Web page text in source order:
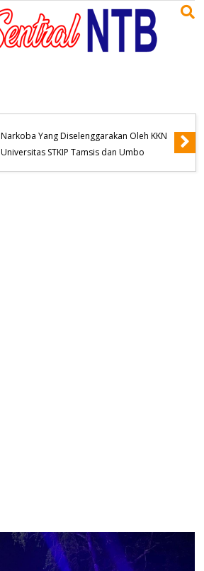
Narkoba Yang Diselenggarakan Oleh KKN
Universitas STKIP Tamsis dan Umbo